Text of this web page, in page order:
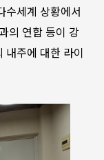
수세계 상황에서
의 연합 등이 강
내주에 대한 라이